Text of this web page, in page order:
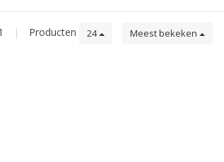
| Producten 24 Meest bekeken